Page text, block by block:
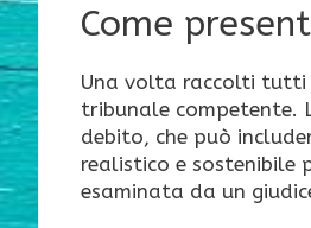
Come
Una volta raccolti tutti
tribunale competente.
debito, che può
realistico e
esaminata da un